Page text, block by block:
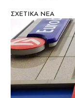
ΣXETIKA NEA